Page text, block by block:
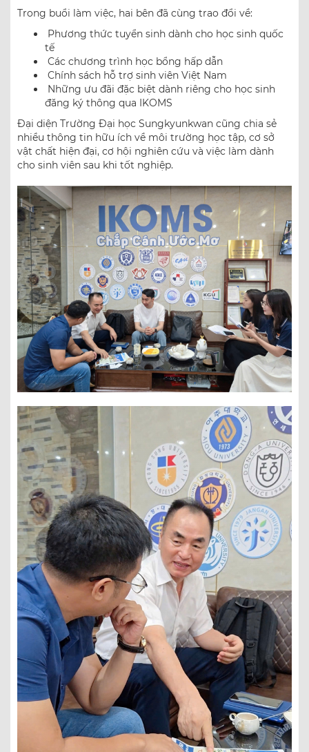
Trong buổi làm việc, hai bên đã cùng trao đổi về:
Phương thức tuyển sinh dành cho học sinh quốc
tế
Các chương trình học bổng hấp dẫn
Chính sách hỗ trợ sinh viên Việt Nam
Những ưu đãi đặc biệt dành riêng cho học sinh
đăng ký thông qua IKOMS
Đại diện Trường Đại học Sungkyunkwan cũng chia sẻ
nhiều thông tin hữu ích về môi trường học tập, cơ sở
vật chất hiện đại, cơ hội nghiên cứu và việc làm dành
cho sinh viên sau khi tốt nghiệp.